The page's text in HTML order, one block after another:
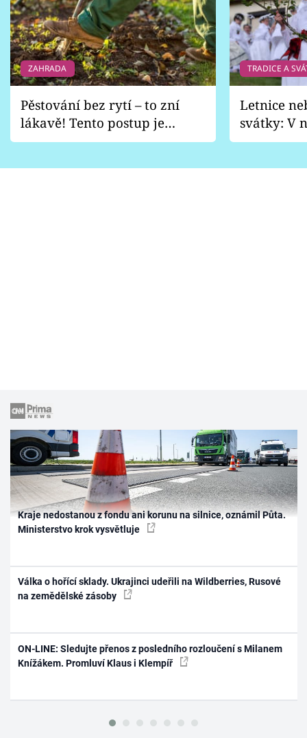
ZAHRADA
Pěstování bez rytí – to zní
lákavě! Tento postup je
vhodný jen pro některé
TRADICE A
Letnice
svátky: V
pondělí
Kraje nedostanou z fondu ani korunu na silnice, oznámil Půta.
Ministerstvo krok vysvětluje
Válka o hořící sklady. Ukrajinci udeřili na Wildberries, Rusové
na zemědělské zásoby
ON-LINE: Sledujte přenos z posledního rozloučení s Milanem
Knížákem. Promluví Klaus i Klempíř